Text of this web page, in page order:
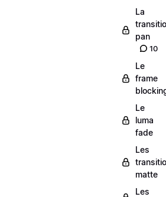
La
pan
10
Le
frame
Le
luma
fade
Les
matte
Les